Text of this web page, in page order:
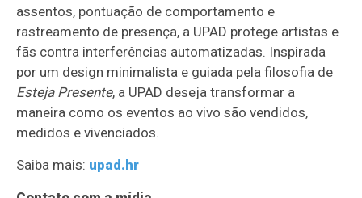
assentos, pontuação de comportamento e
rastreamento de presença, a UPAD protege artistas e
fãs contra interferências automatizadas. Inspirada
por um design minimalista e guiada pela filosofia de
Esteja Presente, a UPAD deseja transformar a
maneira como os eventos ao vivo são vendidos,
medidos e vivenciados.
Saiba mais: upad.hr